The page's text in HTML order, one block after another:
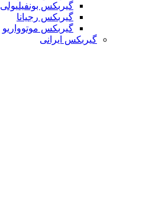
گیربکس بونفیلیولی
گیربکس رجیانا
گیربکس موتوواریو
گیربکس ایرانی